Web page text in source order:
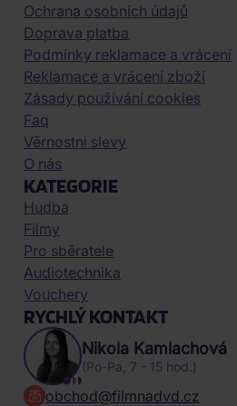
Ochrana osobních údajů
Doprava platba
Podmínky reklamace a vrácení
Reklamace a vrácení zboží
Zásady používání cookies
Faq
Věrnostní slevy
O nás
KATEGORIE
Hudba
Filmy
Pro sběratele
Audiotechnika
Vouchery
RYCHLÝ KONTAKT
Nikola Kamlachová
(Po-Pa, 7 - 15 hod.)
obchod@filmnadvd.cz